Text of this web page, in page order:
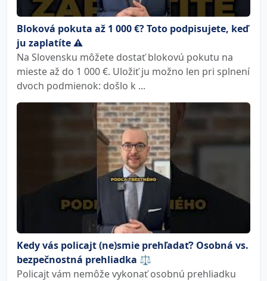
Bloková pokuta až 1 000 €? Toto podpisujete, keď
ju zaplatíte ⚠️
Na Slovensku môžete dostať blokovú pokutu na
mieste až do 1 000 €. Uložiť ju možno len pri splnení
dvoch podmienok: došlo k ...
Kedy vás policajt (ne)smie prehľadať? Osobná vs.
bezpečnostná prehliadka ⚖️
Policajt vám nemôže vykonať osobnú prehliadku